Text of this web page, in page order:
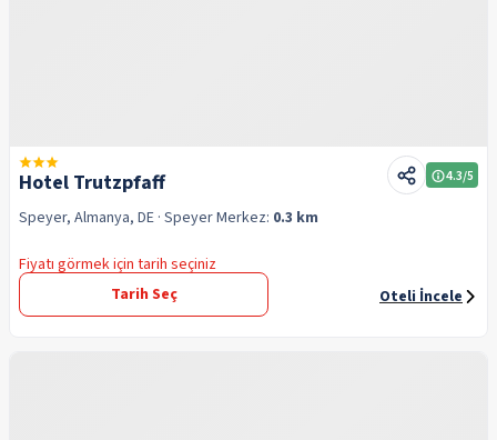
Hotel Trutzpfaff 4.3/5
Speyer, Almanya, DE · SpeyerMerkez: 0.3 km
Fiyatı görmek için tarih seçiniz
Tarih Seç
Oteli İncele